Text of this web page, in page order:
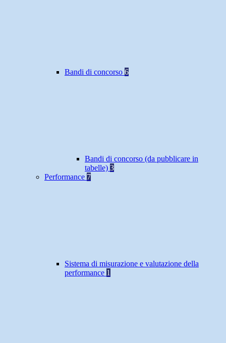
Bandi di concorso 6
Bandi di concorso (da pubblicare in
tabelle) 3
Performance 7
Sistema di misurazione e valutazione della
performance 1